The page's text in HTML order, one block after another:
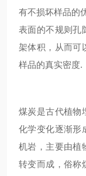
有不损坏样品的
表面的不规则孔
架体积，从而可
样品的真实密度.
煤炭是古代植物
化学变化逐渐形
机岩，主要由植
转变而成，俗称